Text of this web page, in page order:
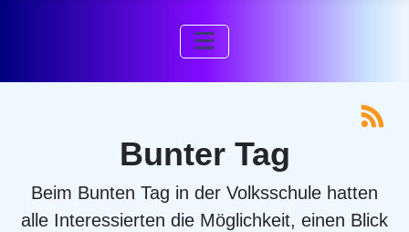
Bunter Tag
Beim Bunten Tag in der Volksschule hatten
alle Interessierten die Möglichkeit, einen Blick